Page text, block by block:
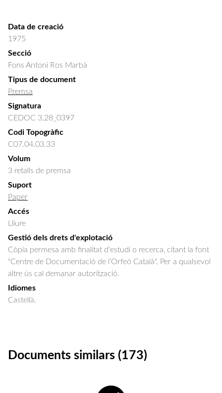
Data de creació
1975
Secció
Fons Antoni Ros Marbà
Tipus de document
Premsa
Signatura
CEDOC 3.28_0397
Codi Topogràfic
C07.04.03.33
Volum
3 retalls de premsa
Suport
Paper
Accés
Lliure
Gestió dels drets d'explotació
Còpia permesa amb finalitat d'estudi o recerca, citant la font
"Centre de Documentació de l’Orfeó Català". Per a qualsevol
altre ús cal demanar autorització.
Idiomes
Castellà.
Documents similars (173)